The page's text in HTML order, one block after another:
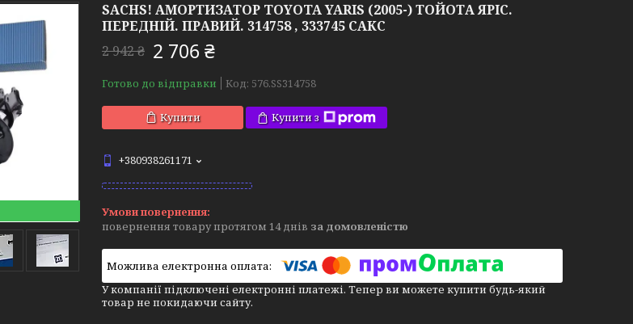
SACHS! АМОРТИЗАТОР TOYOTA YARIS (2005-) ТОЙОТА ЯРІС.
ПЕРЕДНІЙ. ПРАВИЙ. 314758 , 333745 САКС
2 942 ₴ 2 706 ₴
Готово до відправки Код: 576.SS314758
Купити Купити з
+380938261171
повернення товару протягом 14 днів за домовленістю
У компанії підключені електронні платежі. Тепер ви можете купити будь-який
товар не покидаючи сайту.